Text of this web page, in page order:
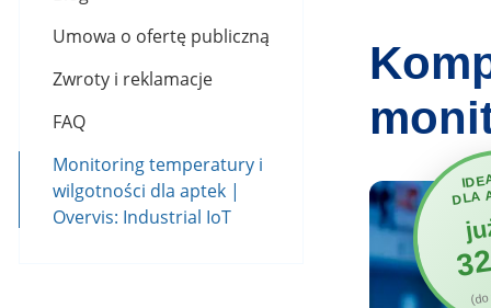
DLA
Umowa o ofertę publiczną
Zwroty i reklamacje
FAQ
Monitoring temperatury i
wilgotności dla aptek |
Overvis: Industrial IoT